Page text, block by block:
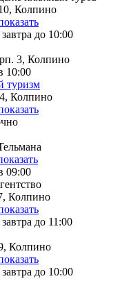
Колпино
до 10:00
3, Колпино
10:00
туризм
Колпино
09:00
Колпино
до 11:00
Колпино
до 10:00